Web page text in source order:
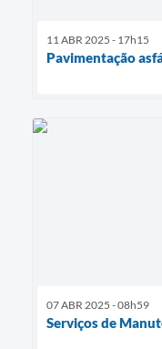
11 ABR 2025 - 17h15
Pavimentação
07 ABR 2025 - 08h59
Serviços de